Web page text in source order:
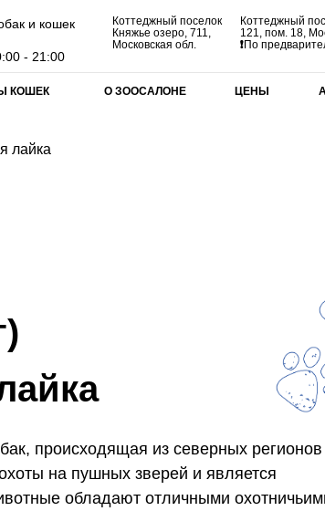
О ЗООСАЛОНЕ ЦЕНЫ
и кошек
- 21:00
Коттеджный поселок
Княжье озеро, 711,
Московская обл.
Коттеджный
121, пом. 18,
❗По
КОШЕК
лайка
происходящая из северных регионов
на пушных зверей и является
обладают отличными